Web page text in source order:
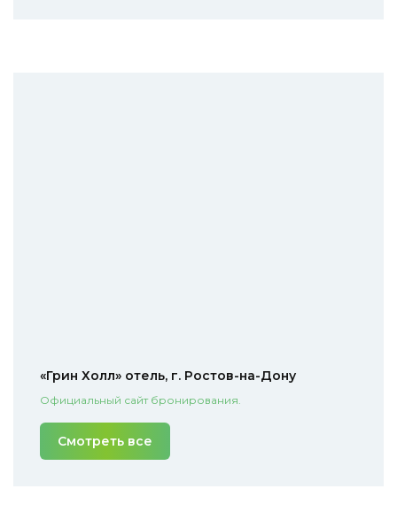
«Грин Холл» отель, г. Ростов-на-Дону
Официальный сайт бронирования.
Смотреть все